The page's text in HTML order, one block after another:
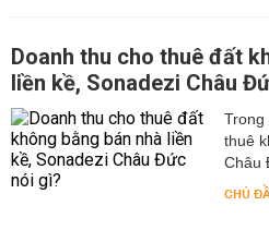
Doanh thu cho thuê đất
liền kề, Sonadezi Châu
Trong
thuê
Châu
CHỦ